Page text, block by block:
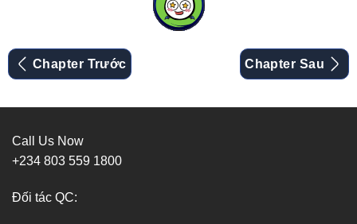
Chapter Trước Chapter Sau
Call Us Now
+234 803 559 1800
Đối tác QC: